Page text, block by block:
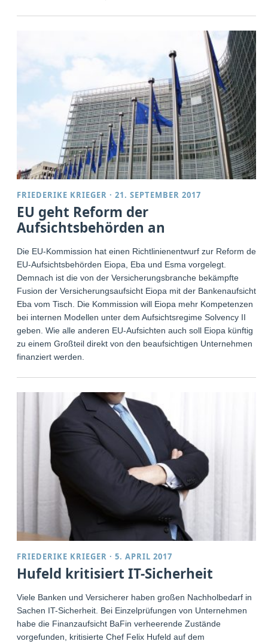
FRIEDERIKE KRIEGER ·21. SEPTEMBER 2017
EU geht Reform der
Aufsichtsbehörden an
Die EU-Kommission hat einen Richtlinienentwurf zur Reform der
EU-Aufsichtsbehörden Eiopa, Eba und Esma vorgelegt.
Demnach ist die von der Versicherungsbranche bekämpfte
Fusion der Versicherungsaufsicht Eiopa mit der Bankenaufsicht
Eba vom Tisch. Die Kommission will Eiopa mehr Kompetenzen
bei internen Modellen unter dem Aufsichtsregime Solvency II
geben. Wie alle anderen EU-Aufsichten auch soll Eiopa künftig
zu einem Großteil direkt von den beaufsichtigen Unternehmen
finanziert werden.
FRIEDERIKE KRIEGER ·5. APRIL 2017
Hufeld kritisiert IT-Sicherheit
Viele Banken und Versicherer haben großen Nachholbedarf in
Sachen IT-Sicherheit. Bei Einzelprüfungen von Unternehmen
habe die Finanzaufsicht BaFin verheerende Zustände
vorgefunden, kritisierte Chef Felix Hufeld auf dem